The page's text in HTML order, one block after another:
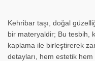
Kehribar taşı, doğal
bir materyaldir; Bu tesbih,
kaplama ile birleştirerek
detayları, hem estetik hem